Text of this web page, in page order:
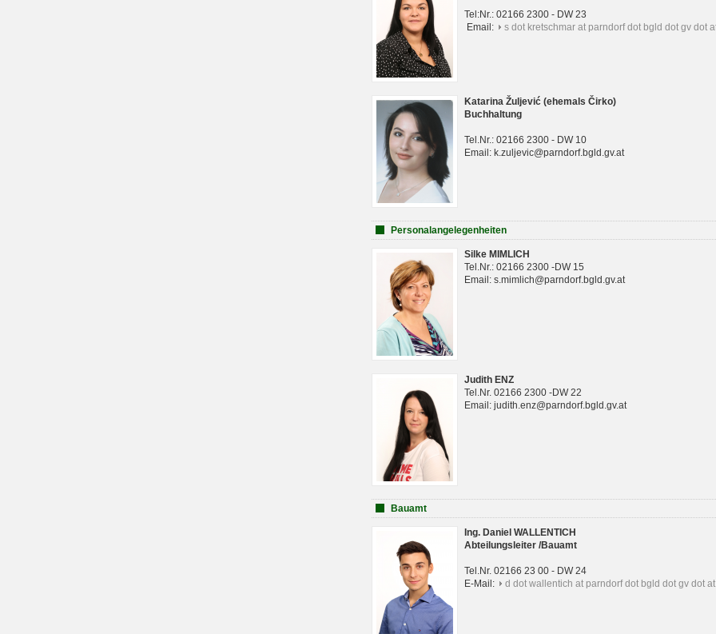
Tel:Nr.: 02166 2300 - DW 23
Email:
s dot kretschmar at parndorf dot bgld dot gv dot
Katarina Žuljević (ehemals Čirko)
Buchhaltung
Tel.Nr.: 02166 2300 - DW 10
Email: k.zuljevic@parndorf.bgld.gv.at
Personalangelegenheiten
Silke MIMLICH
Tel.Nr.: 02166 2300 -DW 15
Email: s.mimlich@parndorf.bgld.gv.at
Judith ENZ
Tel.Nr. 02166 2300 -DW 22
Email: judith.enz@parndorf.bgld.gv.at
Bauamt
Ing. Daniel WALLENTICH
Abteilungsleiter /Bauamt
Tel.Nr. 02166 23 00 - DW 24
E-Mail:
d dot wallentich at parndorf dot bgld dot gv dot at